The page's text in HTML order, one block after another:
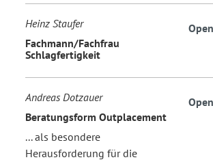
Heinz Staufer
Fachmann/Fachfrau
Schlagfertigkeit
Andreas Dotzauer
Beratungsform Outplacement
... als besondere
Herausforderung für die